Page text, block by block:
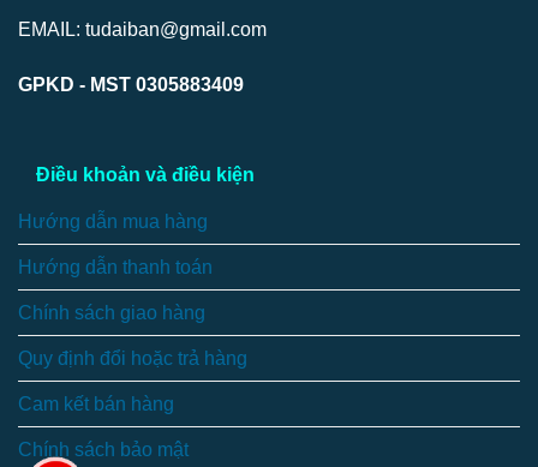
EMAIL: tudaiban@gmail.com
GPKD - MST 0305883409
Điều khoản và điều kiện
Hướng dẫn mua hàng
Hướng dẫn thanh toán
Chính sách giao hàng
Quy định đổi hoặc trả hàng
Cam kết bán hàng
Chính sách bảo mật